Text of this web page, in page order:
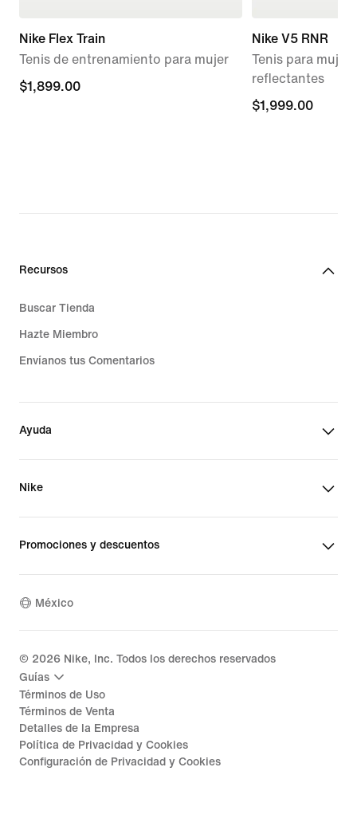
Nike Flex Train
Tenis de entrenamiento para mujer
$1,899.00
$1,899.00
Nike V5 RNR
Tenis para mujer
reflectantes
$1,999.00
$1,999.00
Recursos
Buscar Tienda
Hazte Miembro
Envíanos tus Comentarios
Ayuda
Nike
Promociones y descuentos
México
© 2026 Nike, Inc. Todos los derechos reservados
Guías
Términos de Uso
Términos de Venta
Detalles de la Empresa
Política de Privacidad y Cookies
Configuración de Privacidad y Cookies